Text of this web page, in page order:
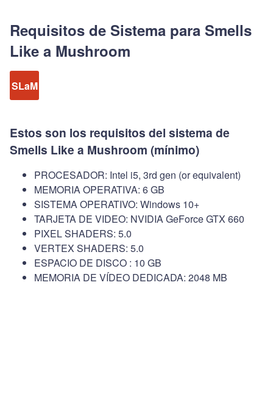
Requisitos de Sistema para Smells
Like a Mushroom
SLaM
Estos son los requisitos del sistema de
Smells Like a Mushroom (mínimo)
PROCESADOR: Intel i5, 3rd gen (or equivalent)
MEMORIA OPERATIVA: 6 GB
SISTEMA OPERATIVO: Windows 10+
TARJETA DE VIDEO: NVIDIA GeForce GTX 660
PIXEL SHADERS: 5.0
VERTEX SHADERS: 5.0
ESPACIO DE DISCO : 10 GB
MEMORIA DE VÍDEO DEDICADA: 2048 MB